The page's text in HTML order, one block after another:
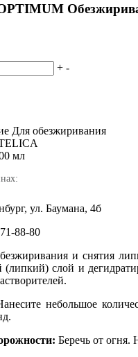
+ -
Для обезжиривания
мл
ул. Баумана, 4б
88-80
и снятия
слой и
небольшое
Беречь от огня.